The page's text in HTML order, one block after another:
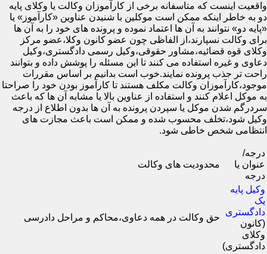
واقعیت اینست که متاسفانه برخی از کارآموزان وکالت یا وکلای پایه
دو به خاطر اینکه ممکن است موکلین با شنیدن عناوین «کارآموز» یا
«پایه دو» نتوانند به آن ها اعتماد نموده و پرونده های خود را به آن ها
برای وکالت نسپارند،از الفاظی چون عضو کانون وکلا،عضو مرکز
وکلای قوه قضائیه،مشاور حقوقی،وکیل رسمی دادگستری،وکیل
دعاوی و غیره استفاده می کنند تا این مسئله را پوشش داده و بتوانند
راحت تر جذب پرونده نمایند.خوب است بدانیم بر اساس مقررات
موجود،کارآموزان وکالت مکلف هستند تا کارآموز بودن خود را صراحتا
به موکل اعلام کنند و استفاده از عناوین بالا یا مشابه آن ها که باعث
سردرگم شدن موکل یا سپردن پرونده به آن ها بدون اطلاع از درجه
وکیل شود،تخلف محسوب شده و ممکن است باعث مجازت های
انتظامی شخص خاطی شود.
درجه/
عنوان یا
درجه
محدودیت های وکالت
وکیل پایه
یک
دادگستری
(کانون
وکلای
دادگستری)
حق وکالت در همه دعاوی،محاکم و مراحل دادرسی